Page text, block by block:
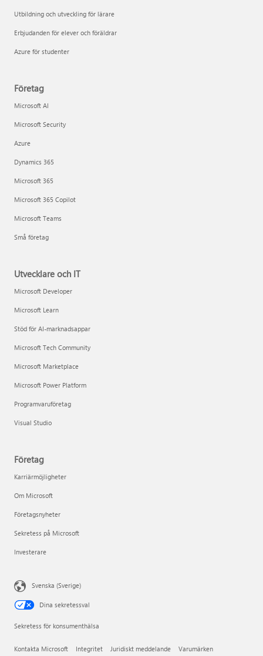
Utbildning och utveckling för lärare
Erbjudanden för elever och föräldrar
Azure för studenter
Företag
Microsoft AI
Microsoft Security
Azure
Dynamics 365
Microsoft 365
Microsoft 365 Copilot
Microsoft Teams
Små företag
Utvecklare och IT
Microsoft Developer
Microsoft Learn
Stöd för AI-marknadsappar
Microsoft Tech Community
Microsoft Marketplace
Microsoft Power Platform
Programvaruföretag
Visual Studio
Företag
Karriärmöjligheter
Om Microsoft
Företagsnyheter
Sekretess på Microsoft
Investerare
Svenska (Sverige)
Dina sekretessval
Sekretess för konsumenthälsa
Kontakta Microsoft Integritet Juridiskt meddelande Varumärken